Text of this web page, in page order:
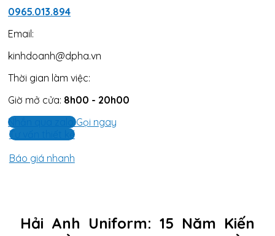
0965.013.894
Email:
kinhdoanh@dpha.vn
Thời gian làm việc:
Giờ mở cửa: 8h00 - 20h00
Nhắn qua zalo
Gọi ngay
Tư vấn thiết kế
Báo giá nhanh
Hải Anh Uniform: 15 Năm Kiến